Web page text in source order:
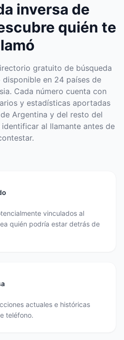
inversa de
quién te
gratuito de búsqueda
en 24 países de
Cada número cuenta con
y estadísticas aportadas
Argentina y del resto del
al llamante antes de
vinculados al
quién podría estar detrás de
actuales e históricas
teléfono.